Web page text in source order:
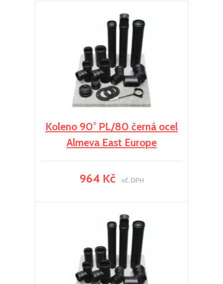
Koleno 90° PL/80 černá ocel
Almeva East Europe
964 Kč vč. DPH